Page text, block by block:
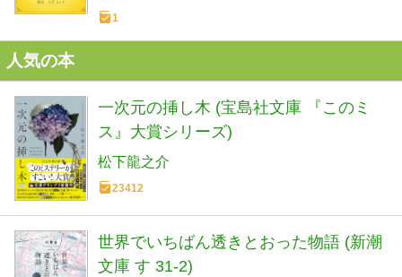
1
人気の本
一次元の挿し木 (宝島社文庫 『このミ
ス』大賞シリーズ)
松下龍之介
23412
世界でいちばん透きとおった物語 (新潮
文庫 す 31-2)